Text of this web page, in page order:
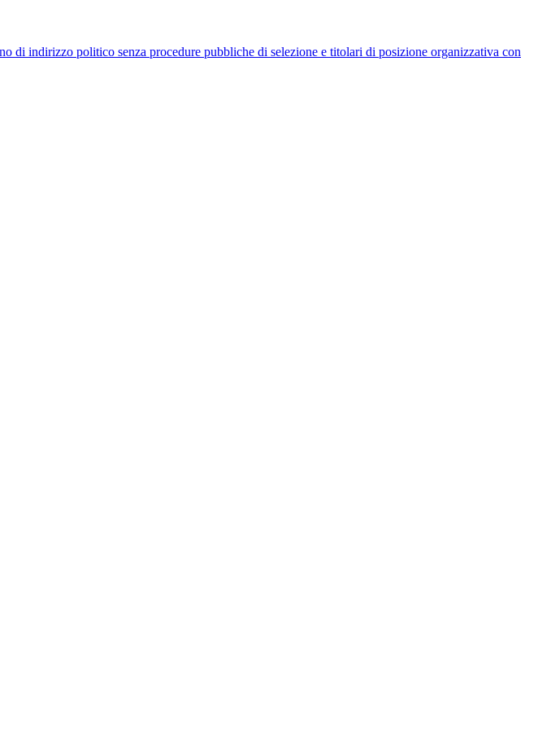
indirizzo politico senza procedure pubbliche di selezione e titolari di posizione organizzativa con